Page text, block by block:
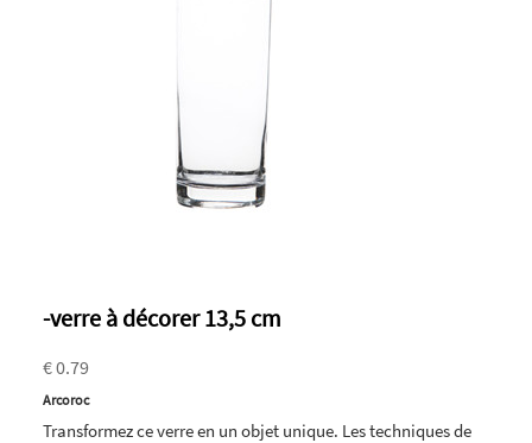
-verre à décorer 13,5 cm
€ 0.79
Arcoroc
Transformez ce verre en un objet unique. Les techniques de